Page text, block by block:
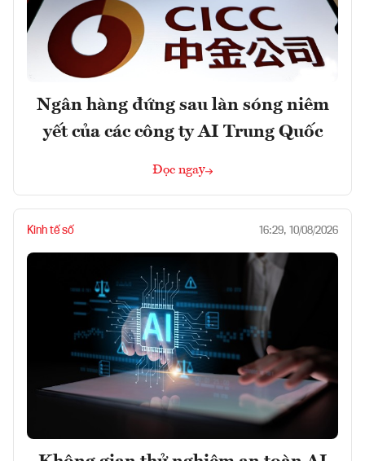
Ngân hàng đứng sau làn sóng niêm
yết của các công ty AI Trung Quốc
Đọc ngay
Kinh tế số 16:29, 10/08/2026